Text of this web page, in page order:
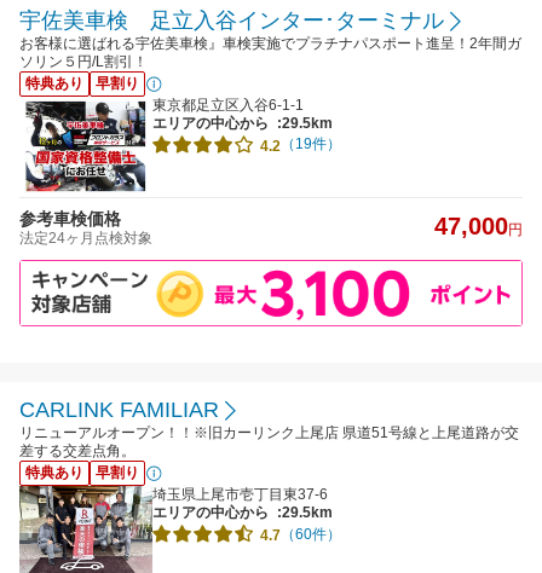
宇佐美車検 足立入谷インター･ターミナル
お客様に選ばれる宇佐美車検』車検実施でプラチナパスポート進呈！2年間ガ
ソリン５円/L割引！
特典あり
早割り
東京都足立区入谷6-1-1
エリアの中心から
:29.5km
4.2 （19件）
参考車検価格
法定24ヶ月点検対象 47,000円
CARLINK FAMILIAR
リニューアルオープン！！※旧カーリンク上尾店 県道51号線と上尾道路が交
差する交差点角。
特典あり
早割り
埼玉県上尾市壱丁目東37-6
エリアの中心から
:29.5km
4.7 （60件）